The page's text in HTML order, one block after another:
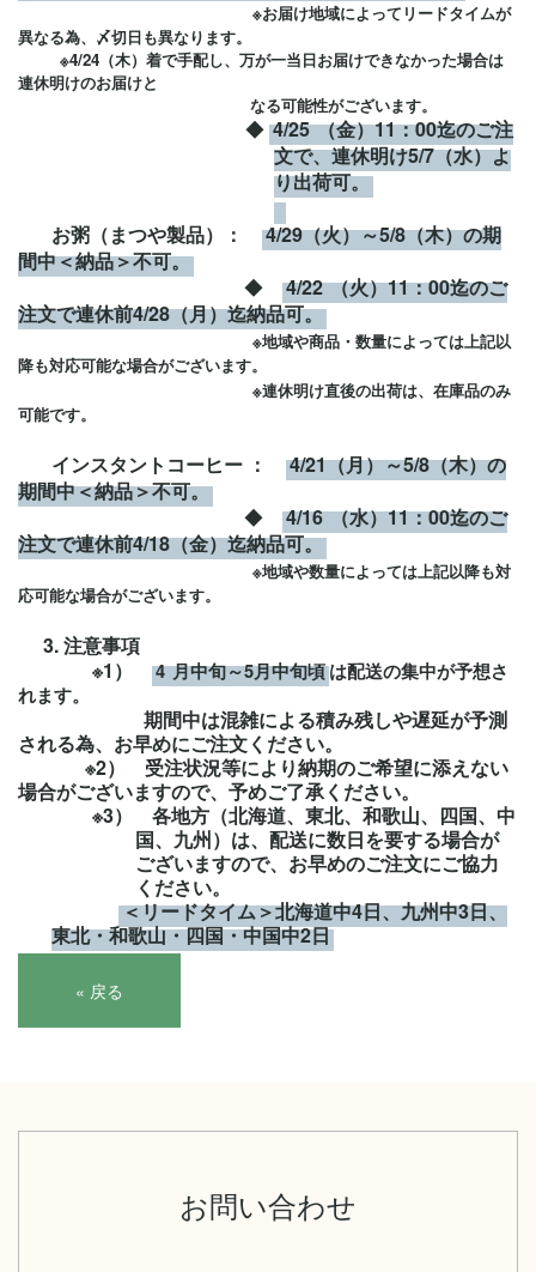
※お届け地域によってリードタイムが
異なる為、〆切日も異なります。
※4/24（木）着で手配し、万が一当日お届けできなかった場合は
連休明けのお届けと
なる可能性がございます。
◆4/25 （金）11：00迄のご注
文で、連休明け5/7（水）よ
り出荷可。
お粥（まつや製品）：4/29（火）～5/8（木）の期
間中＜納品＞不可。
◆
4/22 （火）11：00迄のご
注文で連休前4/28（月）迄納品可。
※地域や商品・数量によっては上記以
降も対応可能な場合がございます。
※連休明け直後の出荷は、在庫品のみ
可能です。
インスタントコーヒー ：4/21（月）～5/8（木）の
期間中＜納品＞不可。
◆
4/16 （水）11：00迄のご
注文で連休前4/18（金）迄納品可。
※地域や数量によっては上記以降も対
応可能な場合がございます。
3.注意事項
※1）4 月中旬～5月中旬頃は配送の集中が予想さ
れます。
期間中は混雑による積み残しや遅延が予測
される為、お早めにご注文ください。
※2） 受注状況等により納期のご希望に添えない
場合がございますので、予めご了承ください。
※3） 各地方（北海道、東北、和歌山、四国、中
国、九州）は、配送に数日を要する場合が
ございますので、お早めのご注文にご協力
ください。
＜リードタイム＞北海道中4日、九州中3日、
東北・和歌山・四国・中国中2日
« 戻る
お問い合わせ